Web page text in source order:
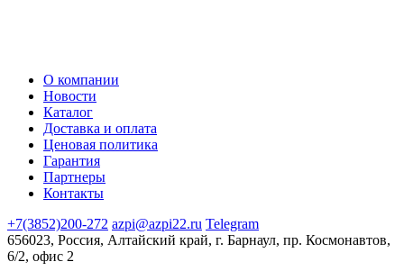
О компании
Новости
Каталог
Доставка и оплата
Ценовая политика
Гарантия
Партнеры
Контакты
+7(3852)200-272 azpi@azpi22.ru Telegram
656023, Россия, Алтайский край, г. Барнаул, пр. Космонавтов,
6/2, офис 2